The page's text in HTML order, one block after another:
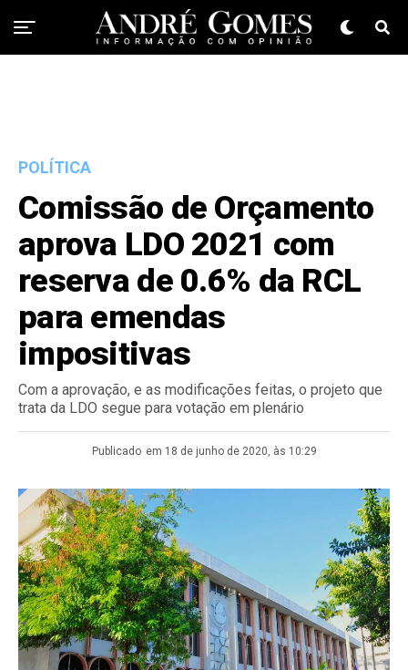
POLÍTICA
Comissão de Orçamento
aprova LDO 2021 com
reserva de 0.6% da RCL
para emendas
impositivas
Com a aprovação, e as modificações feitas, o projeto que
trata da LDO segue para votação em plenário
Publicado em 18 de junho de 2020, às 10:29